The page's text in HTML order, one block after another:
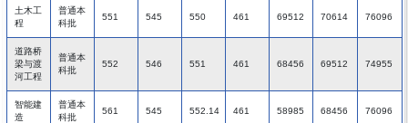
土木工
程
普通本
科批
551 545 550 461 69512 70614 76096
道路桥
梁与渡
河工程
普通本
科批
552 546 551 461 68456 69512 74955
智能建
造
普通本
科批
561 545 552.14 461 58985 68456 76096